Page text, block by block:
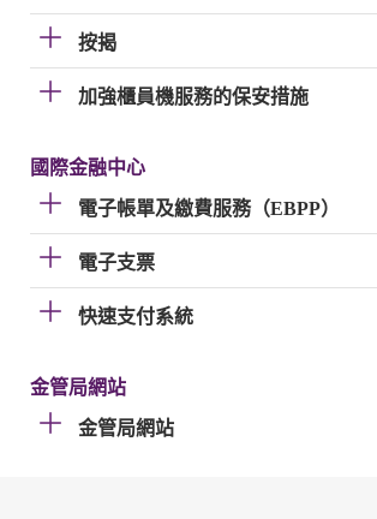
按揭
加強櫃員機服務的保安措施
國際金融中心
電子帳單及繳費服務（EBPP）
電子支票
快速支付系統
金管局網站
金管局網站